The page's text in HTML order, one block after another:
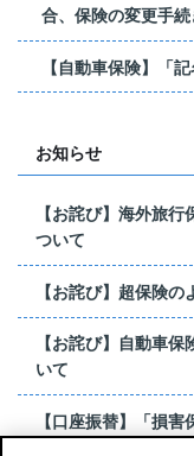
合、保険の変更手
【自動車保険】「
お知らせ
【お詫び】海外旅
ついて
【お詫び】超保険
【お詫び】自動車
いて
【口座振替】「損